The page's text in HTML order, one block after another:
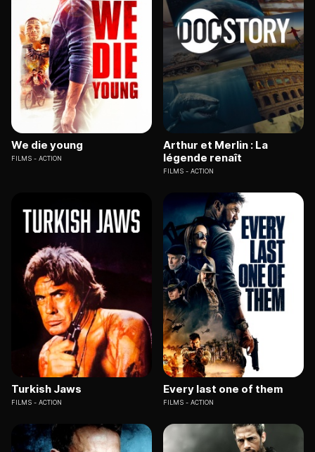
We die young
FILMS ACTION
Arthur et Merlin : La
légende renaît
FILMS ACTION
Turkish Jaws
FILMS ACTION
Every last one of them
FILMS ACTION